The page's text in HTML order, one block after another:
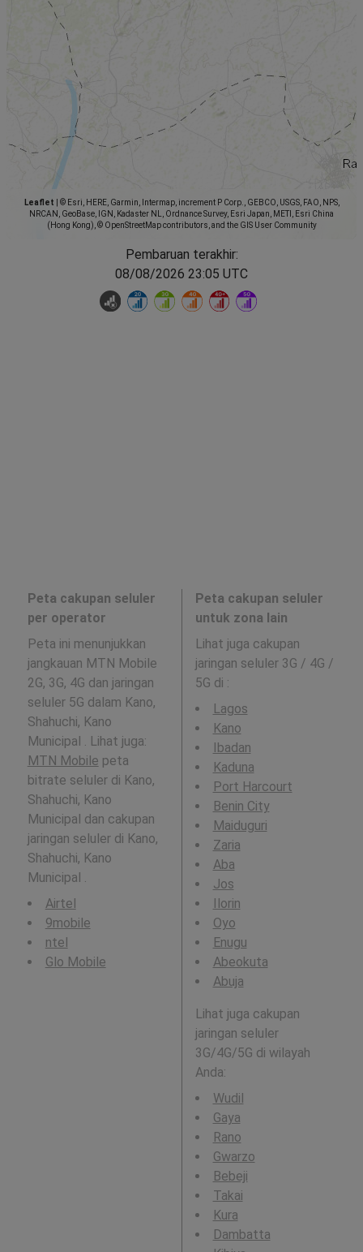
Leaflet
© Esri, HERE, Garmin, Intermap, increment P Corp., GEBCO, USGS, FAO, NPS,
NRCAN, GeoBase, IGN, Kadaster NL, Ordnance Survey, Esri Japan, METI, Esri China
(Hong Kong), © OpenStreetMap contributors, and the GIS User Community
Pembaruan terakhir:
08/08/2026 23:05 UTC
Peta cakupan seluler
per operator
Peta ini menunjukkan
jangkauan MTN Mobile
2G, 3G, 4G dan jaringan
seluler 5G dalam Kano,
Shahuchi, Kano
Municipal . Lihat juga:
MTN Mobile peta
bitrate seluler di Kano,
Shahuchi, Kano
Municipal dan cakupan
jaringan seluler di Kano,
Shahuchi, Kano
Municipal .
Airtel
9mobile
ntel
Glo Mobile
Peta cakupan seluler
untuk zona lain
Lihat juga cakupan
jaringan seluler 3G / 4G /
5G di :
Lagos
Kano
Ibadan
Kaduna
Port Harcourt
Benin City
Maiduguri
Zaria
Aba
Jos
Ilorin
Oyo
Enugu
Abeokuta
Abuja
Lihat juga cakupan
jaringan seluler
3G/4G/5G di wilayah
Anda:
Wudil
Gaya
Rano
Gwarzo
Bebeji
Takai
Kura
Dambatta